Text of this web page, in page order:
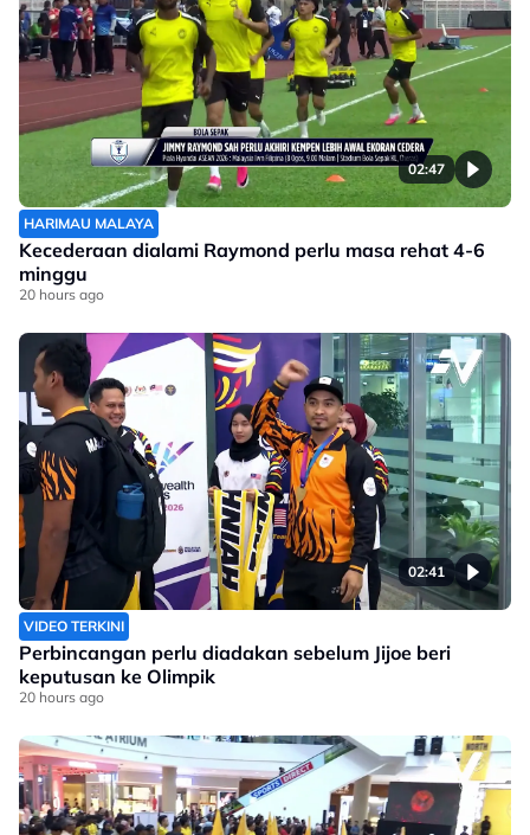
02:47
HARIMAU MALAYA
Kecederaan dialami Raymond perlu masa rehat 4-6
minggu
20 hours ago
02:41
VIDEO TERKINI
Perbincangan perlu diadakan sebelum Jijoe beri
keputusan ke Olimpik
20 hours ago